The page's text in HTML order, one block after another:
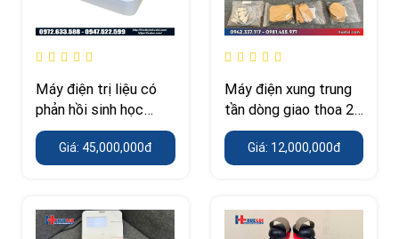
Máy điện trị liệu có
phản hồi sinh học
HB120B – kích thích
điện theo tín hiệu
EMG
Giá: 45,000,000đ
Máy điện xung trung
tần dòng giao thoa 2
kênh HB-ZP10 –
thiết bị phòng khám
Giá: 12,000,000đ